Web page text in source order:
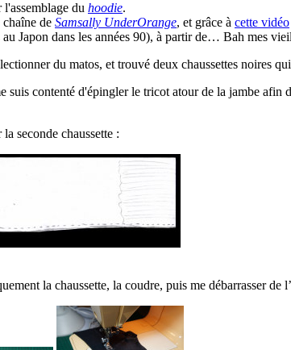
du hoodie.
de Samsally UnderOrange, et grâce à cette vidéo
Japon dans les années 90), à partir de… Bah mes
du matos, et trouvé deux chaussettes noires
suis contenté d'épingler le tricot atour de la jambe afin
seconde chaussette :
la chaussette, la coudre, puis me débarrasser de